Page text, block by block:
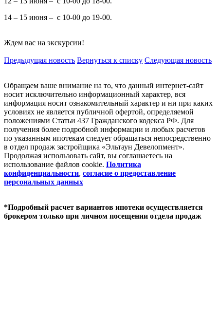
14 – 15 июня – с 10-00 до 19-00.
Ждем вас на экскурсии!
Предыдущая новость Вернуться к списку Следующая новость
Обращаем ваше внимание на то, что данный интернет-сайт
носит исключительно информационный характер, вся
информация носит ознакомительный характер и ни при каких
условиях не является публичной офертой, определяемой
положениями Статьи 437 Гражданского кодекса РФ. Для
получения более подробной информации и любых расчетов
по указанным ипотекам следует обращаться непосредственно
в отдел продаж застройщика «Эльтаун Девелопмент».
Продолжая использовать сайт, вы соглашаетесь на
использование файлов coоkie. Политика
конфиденциальности, согласие о предоставление
персональных данных
*Подробный расчет вариантов ипотеки осуществляется
брокером только при личном посещении отдела продаж